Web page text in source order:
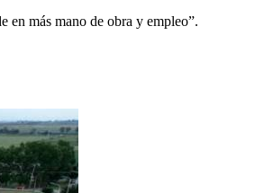
en más mano de obra y empleo”.